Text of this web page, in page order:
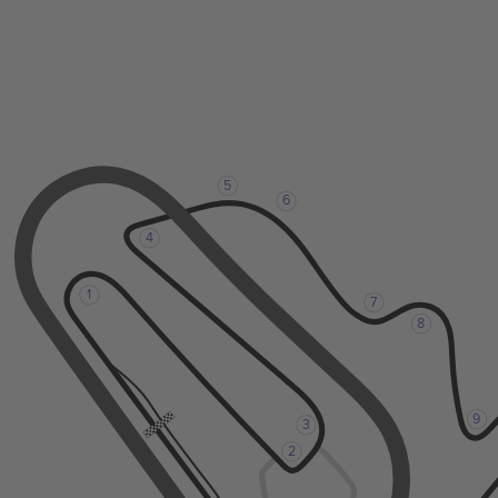
1
2
3
4
5
6
7
8
9